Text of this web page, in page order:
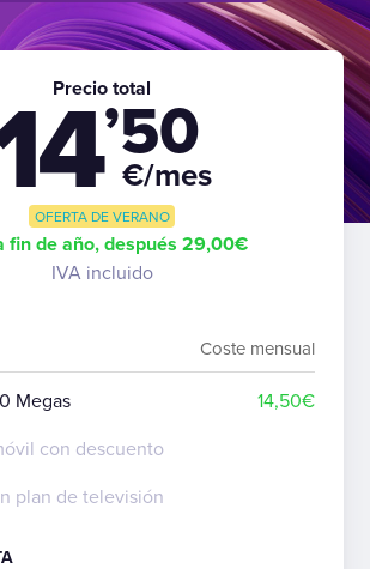
Precio total
’50
€/mes
OFERTA DE VERANO
fin de año, después 29,00€
IVA incluido
Coste mensual
Megas
14,50€
con descuento
plan de televisión